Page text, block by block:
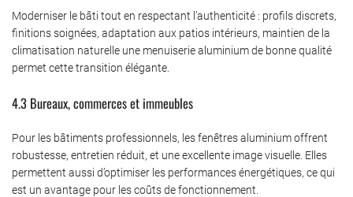
Moderniser le bâti tout en respectant l’authenticité : profils discrets,
finitions soignées, adaptation aux patios intérieurs, maintien de la
climatisation naturelle une menuiserie aluminium de bonne qualité
permet cette transition élégante.
4.3 Bureaux, commerces et immeubles
Pour les bâtiments professionnels, les fenêtres aluminium offrent
robustesse, entretien réduit, et une excellente image visuelle. Elles
permettent aussi d’optimiser les performances énergétiques, ce qui
est un avantage pour les coûts de fonctionnement.